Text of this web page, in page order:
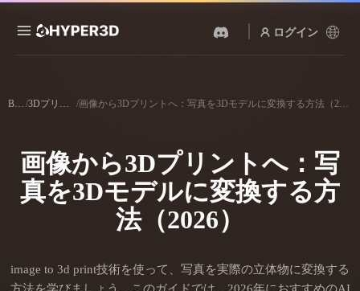
ログイン
Rodin ChatAvatar
機能
写真をアップロードするだ
けで、3Dオブジェクトが瞬
時に完成。
テキストから 3D
テキストプロンプトから3D
オブジェクトへ — 瞬時に。
AI 動画生成
テキストや画像から、AIで
API
料金
リソース
Blog / 3Dプリント / 画像から3Dプリントへ：写真を3Dモデルに変換する方法（2026）
画像から3Dプリントへ：写
真を3Dモデルに変換する方
法（2026）
image to 3d print技術を使って、写真を実際の立体物に変換する